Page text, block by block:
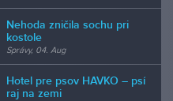
Nehoda zničila sochu pri
kostole
Správy, 04. Aug
Hotel pre psov HAVKO – psí
raj na zemi